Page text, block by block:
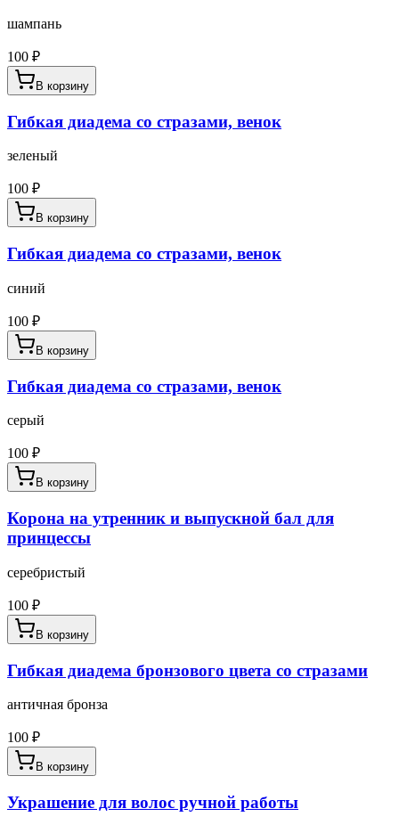
шампань
100 ₽
В корзину
Гибкая диадема со стразами, венок
зеленый
100 ₽
В корзину
Гибкая диадема со стразами, венок
синий
100 ₽
В корзину
Гибкая диадема со стразами, венок
серый
100 ₽
В корзину
Корона на утренник и выпускной бал для
принцессы
серебристый
100 ₽
В корзину
Гибкая диадема бронзового цвета со стразами
античная бронза
100 ₽
В корзину
Украшение для волос ручной работы